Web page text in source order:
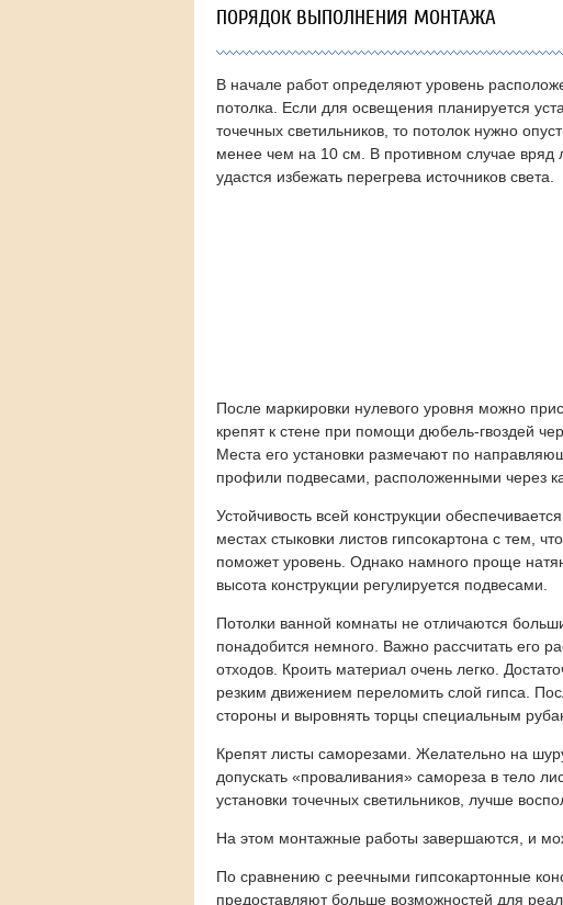
ПОРЯДОК ВЫПОЛНЕНИЯ МОНТАЖА
В начале работ определяют уровень
потолка. Если для освещения планируется
точечных светильников, то потолок нужно
менее чем на 10 см. В противном случае вряд
удастся избежать перегрева источников света.
После маркировки нулевого уровня можно
крепят к стене при помощи дюбель-гвоздей
Места его установки размечают по
профили подвесами, расположенными через
Устойчивость всей конструкции
местах стыковки листов гипсокартона с тем,
поможет уровень. Однако намного проще
высота конструкции регулируется подвесами.
Потолки ванной комнаты не отличаются
понадобится немного. Важно рассчитать его
отходов. Кроить материал очень легко.
резким движением переломить слой гипса.
стороны и выровнять торцы специальным
Крепят листы саморезами. Желательно на
допускать «проваливания» самореза в тело
установки точечных светильников, лучше
На этом монтажные работы завершаются, и
По сравнению с реечными гипсокартонные
предоставляют больше возможностей для